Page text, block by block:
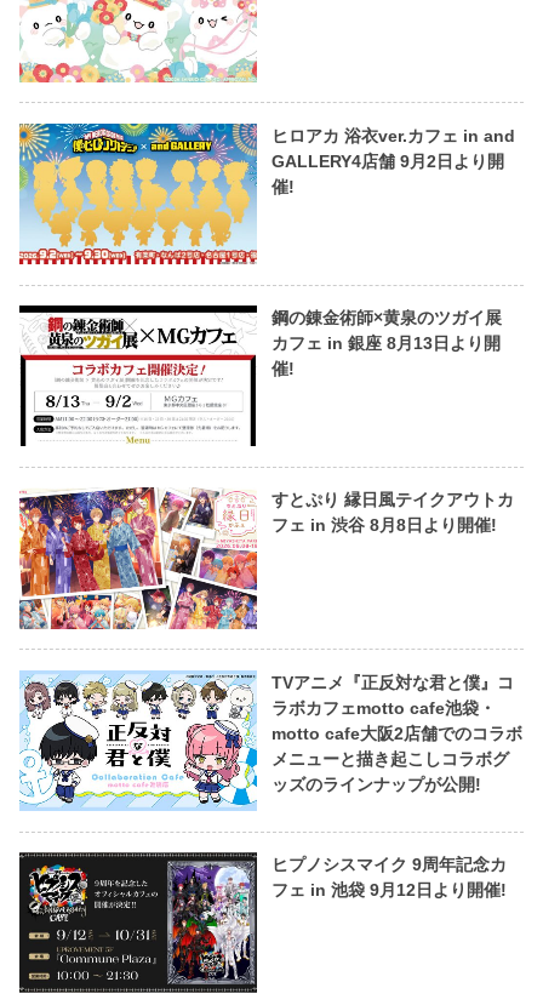
ヒロアカ 浴衣ver.カフェ in and
GALLERY4店舗 9月2日より開
催!
鋼の錬金術師×黄泉のツガイ展
カフェ in 銀座 8月13日より開
催!
すとぷり 縁日風テイクアウトカ
フェ in 渋谷 8月8日より開催!
TVアニメ『正反対な君と僕』コ
ラボカフェmotto cafe池袋・
motto cafe大阪2店舗でのコラボ
メニューと描き起こしコラボグ
ッズのラインナップが公開!
ヒプノシスマイク 9周年記念カ
フェ in 池袋 9月12日より開催!